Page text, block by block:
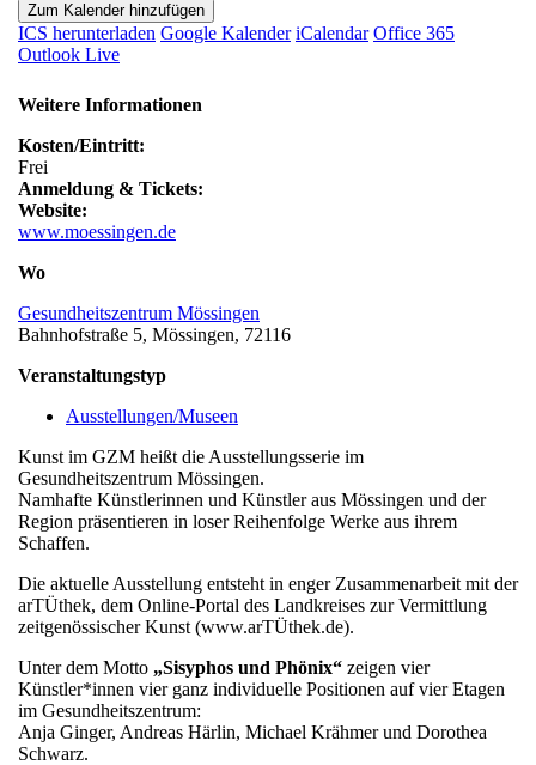
Zum Kalender hinzufügen
ICS herunterladen Google Kalender iCalendar Office 365
Outlook Live
Weitere Informationen
Kosten/Eintritt:
Frei
Anmeldung & Tickets:
Website:
www.moessingen.de
Wo
Gesundheitszentrum Mössingen
Bahnhofstraße 5, Mössingen, 72116
Veranstaltungstyp
Ausstellungen/Museen
Kunst im GZM heißt die Ausstellungsserie im
Gesundheitszentrum Mössingen.
Namhafte Künstlerinnen und Künstler aus Mössingen und der
Region präsentieren in loser Reihenfolge Werke aus ihrem
Schaffen.
Die aktuelle Ausstellung entsteht in enger Zusammenarbeit mit der
arTÜthek, dem Online-Portal des Landkreises zur Vermittlung
zeitgenössischer Kunst (www.arTÜthek.de).
Unter dem Motto „Sisyphos und Phönix“ zeigen vier
Künstler*innen vier ganz individuelle Positionen auf vier Etagen
im Gesundheitszentrum:
Anja Ginger, Andreas Härlin, Michael Krähmer und Dorothea
Schwarz.